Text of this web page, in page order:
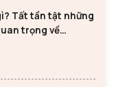
Tất tần tật những
trọng về